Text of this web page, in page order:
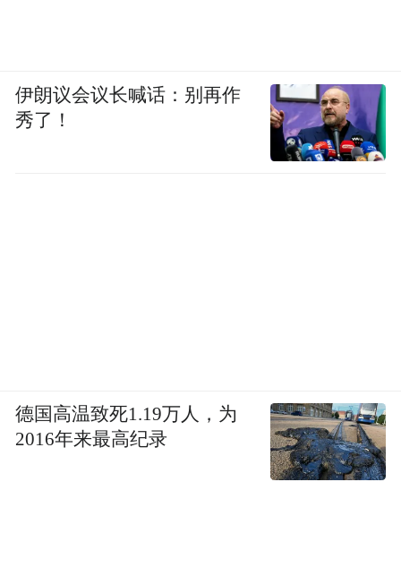
伊朗议会议长喊话：别再作
秀了！
德国高温致死1.19万人，为
2016年来最高纪录